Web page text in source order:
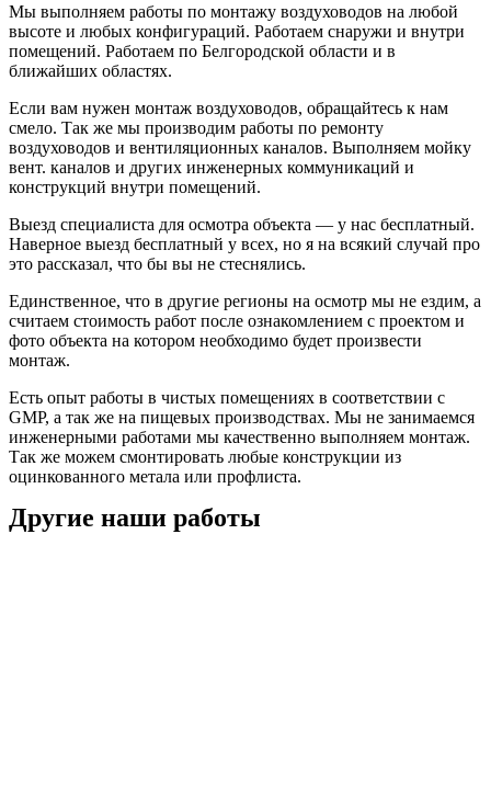
Мы выполняем работы по монтажу воздуховодов на любой
высоте и любых конфигураций. Работаем снаружи и внутри
помещений. Работаем по Белгородской области и в
ближайших областях.
Если вам нужен монтаж воздуховодов, обращайтесь к нам
смело. Так же мы производим работы по ремонту
воздуховодов и вентиляционных каналов. Выполняем мойку
вент. каналов и других инженерных коммуникаций и
конструкций внутри помещений.
Выезд специалиста для осмотра объекта — у нас бесплатный.
Наверное выезд бесплатный у всех, но я на всякий случай про
это рассказал, что бы вы не стеснялись.
Единственное, что в другие регионы на осмотр мы не ездим, а
считаем стоимость работ после ознакомлением с проектом и
фото объекта на котором необходимо будет произвести
монтаж.
Есть опыт работы в чистых помещениях в соответствии с
GMP, а так же на пищевых производствах. Мы не занимаемся
инженерными работами мы качественно выполняем монтаж.
Так же можем смонтировать любые конструкции из
оцинкованного метала или профлиста.
Другие наши работы